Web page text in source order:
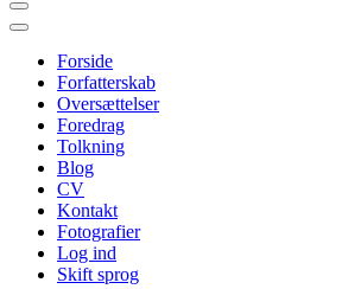
Forside
Forfatterskab
Oversættelser
Foredrag
Tolkning
Blog
CV
Kontakt
Fotografier
Log ind
Skift sprog